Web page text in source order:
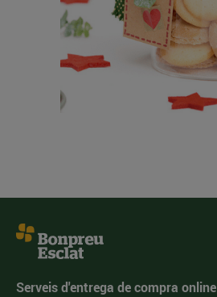
Serveis d'entrega de compra online